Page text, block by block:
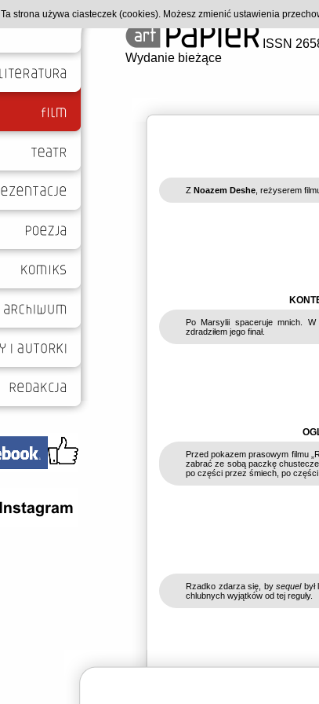
ISSN
Wydanie bieżące
Z Noazem Deshe , reżyserem
Po Marsylii spaceruje mnich. W
zdradziłem jego finał.
Przed pokazem prasowym filmu
zabrać ze sobą paczkę
po części przez śmiech, po
Rzadko zdarza się, by sequelbył
chlubnych wyjątków od tej reguły.
Ta strona używa ciasteczek (cookies). Możesz zmienić ustawienia